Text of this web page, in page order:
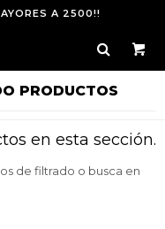
A 2500!!
PRODUCTOS
en esta sección.
de filtrado o busca en